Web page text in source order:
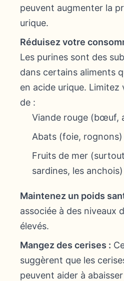
peuvent augmenter la
urique.
Réduisez votre
Les purines sont des
dans certains aliments
en acide urique.
de :
Viande rouge (bœuf,
Abats (foie, rognons)
Fruits de mer
sardines, les anchois)
Maintenez un poids
associée à des niveaux
élevés.
Mangez des cerises :
suggèrent que les
peuvent aider à